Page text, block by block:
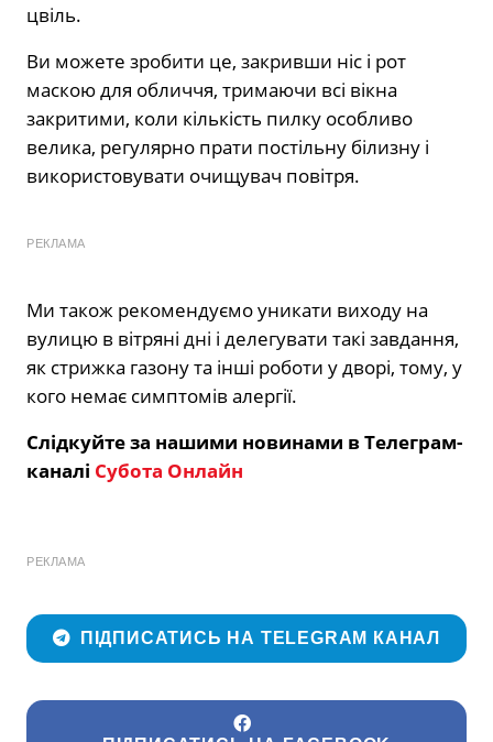
цвіль.
Ви можете зробити це, закривши ніс і рот
маскою для обличчя, тримаючи всі вікна
закритими, коли кількість пилку особливо
велика, регулярно прати постільну білизну і
використовувати очищувач повітря.
РЕКЛАМА
Ми також рекомендуємо уникати виходу на
вулицю в вітряні дні і делегувати такі завдання,
як стрижка газону та інші роботи у дворі, тому, у
кого немає симптомів алергії.
Слідкуйте за нашими новинами в Телеграм-
каналі Субота Онлайн
РЕКЛАМА
ПІДПИСАТИСЬ НА TELEGRAM КАНАЛ